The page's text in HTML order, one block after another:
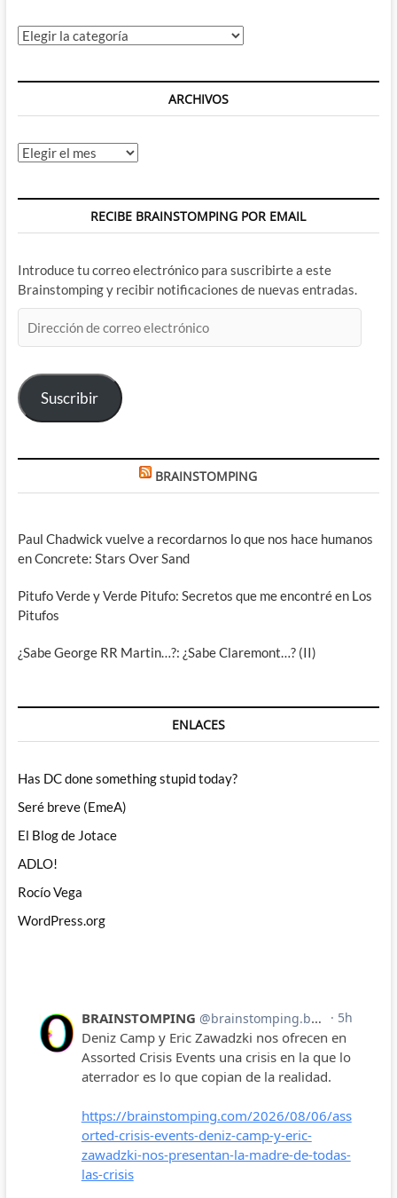
Categorías
ARCHIVOS
Archivos
RECIBE BRAINSTOMPING POR EMAIL
Introduce tu correo electrónico para suscribirte a este
Brainstomping y recibir notificaciones de nuevas entradas.
de
electrónico
Suscribir
BRAINSTOMPING
Paul Chadwick vuelve a recordarnos lo que nos hace humanos
en Concrete: Stars Over Sand
Pitufo Verde y Verde Pitufo: Secretos que me encontré en Los
Pitufos
¿Sabe George RR Martin…?: ¿Sabe Claremont…? (II)
ENLACES
Has DC done something stupid today?
Seré breve (EmeA)
El Blog de Jotace
ADLO!
Rocío Vega
WordPress.org